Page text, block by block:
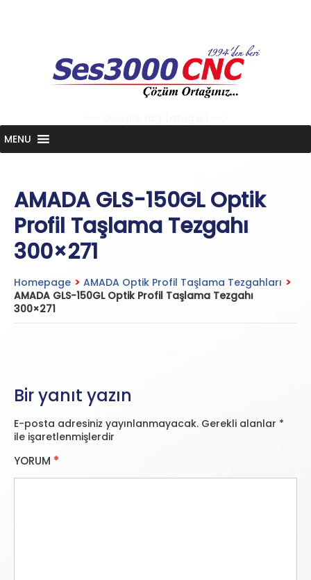
content
MENU
AMADA GLS-150GL Optik
Profil Taşlama Tezgahı
300×271
Homepage > AMADA Optik Profil Taşlama Tezgahları >
AMADA GLS-150GL Optik Profil Taşlama Tezgahı
300×271
Bir yanıt yazın
E-posta adresiniz yayınlanmayacak. Gerekli alanlar *
ile işaretlenmişlerdir
YORUM *